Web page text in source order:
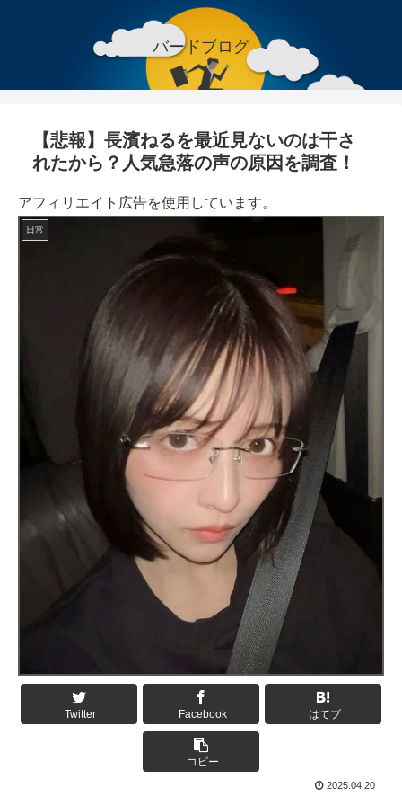
バードブログ
【悲報】長濱ねるを最近見ないのは干さ
れたから？人気急落の声の原因を調査！
アフィリエイト広告を使用しています。
日常
Twitter Facebook はてブ
コピー
2025.04.20